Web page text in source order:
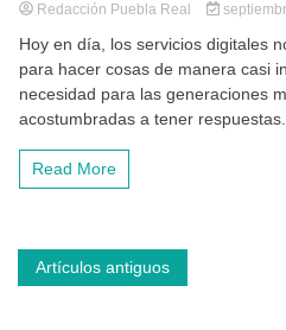
Redacción Puebla Real
Hoy en día, los servicios digitales
para hacer cosas de manera casi
necesidad para las generaciones
acostumbradas a tener respuestas...
Read More
Navegación
Artículos antiguos